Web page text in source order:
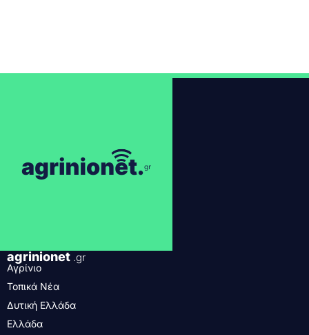
agrinionet .gr
Αγρίνιο
Τοπικά Νέα
Δυτική Ελλάδα
Ελλάδα